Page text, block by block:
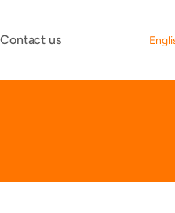
Contact us